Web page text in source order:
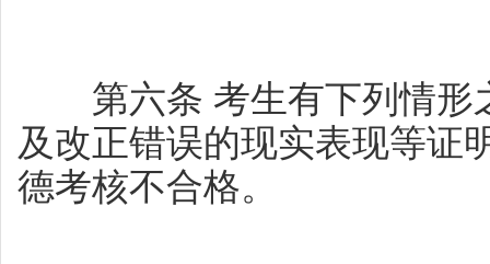
第六条 考生有下列情形
及改正错误的现实表现等证
德考核不合格。